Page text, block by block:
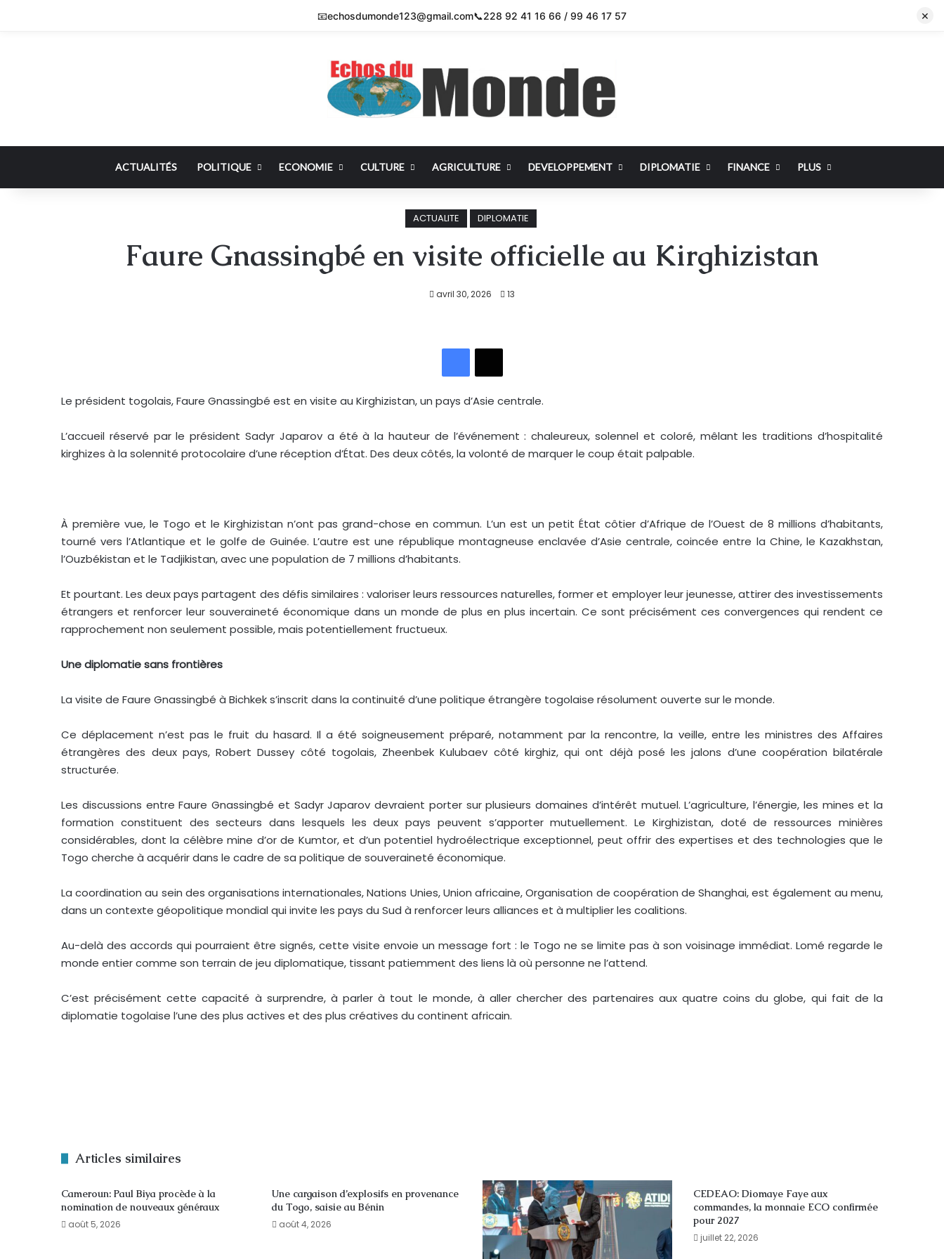
ACTUALITÉS POLITIQUE ECONOMIE CULTURE AGRICULTURE DEVELOPPEMENT DIPLOMATIE FINANCE PLUS
ACTUALITE DIPLOMATIE
Faure Gnassingbé en visite officielle au Kirghizistan
avril 30, 2026 13
Facebook X
Le président togolais, Faure Gnassingbé est en visite au Kirghizistan, un pays d’Asie centrale.
L’accueil réservé par le président Sadyr Japarov a été à la hauteur de l’événement : chaleureux, solennel et coloré, mêlant les traditions d’hospitalité
kirghizes à la solennité protocolaire d’une réception d’État. Des deux côtés, la volonté de marquer le coup était palpable.
À première vue, le Togo et le Kirghizistan n’ont pas grand-chose en commun. L’un est un petit État côtier d’Afrique de l’Ouest de 8 millions d’habitants,
tourné vers l’Atlantique et le golfe de Guinée. L’autre est une république montagneuse enclavée d’Asie centrale, coincée entre la Chine, le Kazakhstan,
l’Ouzbékistan et le Tadjikistan, avec une population de 7 millions d’habitants.
Et pourtant. Les deux pays partagent des défis similaires : valoriser leurs ressources naturelles, former et employer leur jeunesse, attirer des investissements
étrangers et renforcer leur souveraineté économique dans un monde de plus en plus incertain. Ce sont précisément ces convergences qui rendent ce
rapprochement non seulement possible, mais potentiellement fructueux.
Une diplomatie sans frontières
La visite de Faure Gnassingbé à Bichkek s’inscrit dans la continuité d’une politique étrangère togolaise résolument ouverte sur le monde.
Ce déplacement n’est pas le fruit du hasard. Il a été soigneusement préparé, notamment par la rencontre, la veille, entre les ministres des Affaires
étrangères des deux pays, Robert Dussey côté togolais, Zheenbek Kulubaev côté kirghiz, qui ont déjà posé les jalons d’une coopération bilatérale
structurée.
Les discussions entre Faure Gnassingbé et Sadyr Japarov devraient porter sur plusieurs domaines d’intérêt mutuel. L’agriculture, l’énergie, les mines et la
formation constituent des secteurs dans lesquels les deux pays peuvent s’apporter mutuellement. Le Kirghizistan, doté de ressources minières
considérables, dont la célèbre mine d’or de Kumtor, et d’un potentiel hydroélectrique exceptionnel, peut offrir des expertises et des technologies que le
Togo cherche à acquérir dans le cadre de sa politique de souveraineté économique.
La coordination au sein des organisations internationales, Nations Unies, Union africaine, Organisation de coopération de Shanghai, est également au menu,
dans un contexte géopolitique mondial qui invite les pays du Sud à renforcer leurs alliances et à multiplier les coalitions.
Au-delà des accords qui pourraient être signés, cette visite envoie un message fort : le Togo ne se limite pas à son voisinage immédiat. Lomé regarde le
monde entier comme son terrain de jeu diplomatique, tissant patiemment des liens là où personne ne l’attend.
C’est précisément cette capacité à surprendre, à parler à tout le monde, à aller chercher des partenaires aux quatre coins du globe, qui fait de la
diplomatie togolaise l’une des plus actives et des plus créatives du continent africain.
Articles similaires
Cameroun: Paul Biya procède à la
nomination de nouveaux généraux
août 5, 2026
Une cargaison d’explosifs en provenance
du Togo, saisie au Bénin
août 4, 2026
CEDEAO: Diomaye Faye aux
commandes, la monnaie ECO confirmée
pour 2027
juillet 22, 2026
📧echosdumonde123@gmail.com📞228 92 41 16 66 / 99 46 17 57 ×